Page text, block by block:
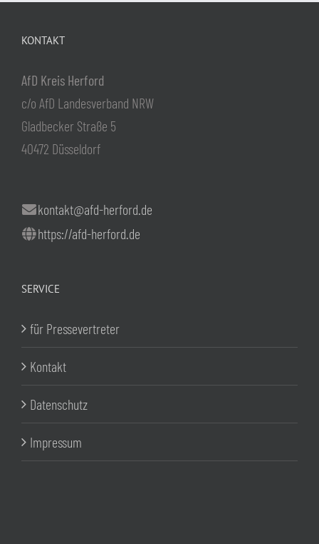
KONTAKT
AfD Kreis Herford
c/o AfD Landesverband NRW
Gladbecker Straße 5
40472 Düsseldorf
kontakt@afd-herford.de
https://afd-herford.de
SERVICE
für Pressevertreter
Kontakt
Datenschutz
Impressum